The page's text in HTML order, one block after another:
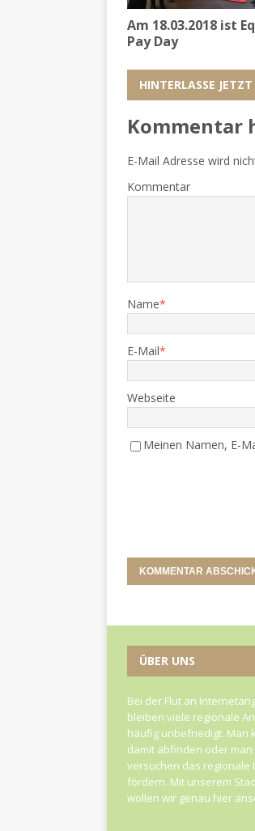
Am 18.03.2018 ist
Pay Day
HINTERLASSE
Kommentar
E-Mail Adresse wird
Kommentar
Name*
E-Mail*
Webseite
Meinen Namen, E-
ÜBER UNS
Bei der Flut an
bleiben viele regionale
häufig unbefriedigt. Man
damit abfinden oder man
versuchen das regionale
fördern. Mit unserem
wollen wir genau hier